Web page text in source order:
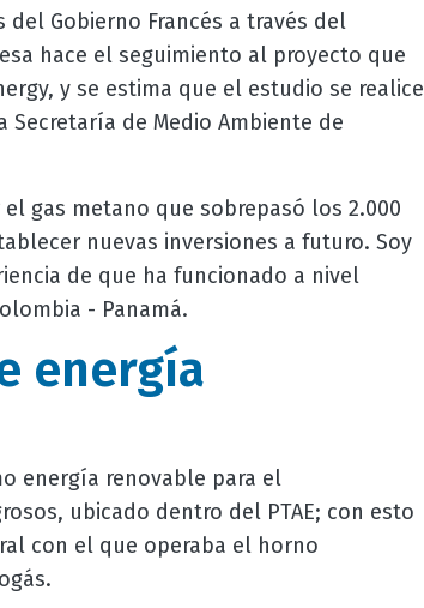
Gobierno Francés a través del
hace el seguimiento al proyecto que
y se estima que el estudio se realice
de Medio Ambiente de
gas metano que sobrepasó los 2.000
nuevas inversiones a futuro. Soy
de que ha funcionado a nivel
- Panamá.
energía
energía renovable para el
ubicado dentro del PTAE; con esto
con el que operaba el horno